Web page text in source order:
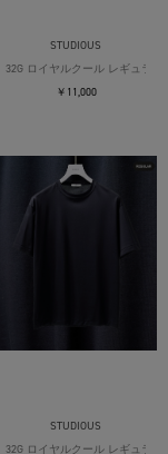
シャツ
STUDIOUS
32G ロイヤルクール レギュラー
￥11,000
シャツ
STUDIOUS
32G ロイヤルクール レギュラー